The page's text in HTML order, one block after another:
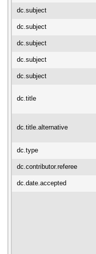
dc.subject
dc.subject
dc.subject
dc.subject
dc.subject
dc.title
dc.title.alternative
dc.type
dc.contributor.referee
dc.date.accepted